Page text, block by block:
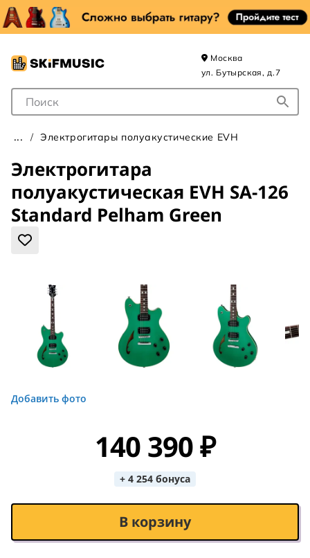
Поле для Поиска
Москва
ул. Бутырская, д.7
Электрогитары полуакустические EVH
Электрогитара
полуакустическая EVH SA-126
Standard Pelham Green
Добавить фото
140 390 ₽
+ 4 254 бонуса
В корзину